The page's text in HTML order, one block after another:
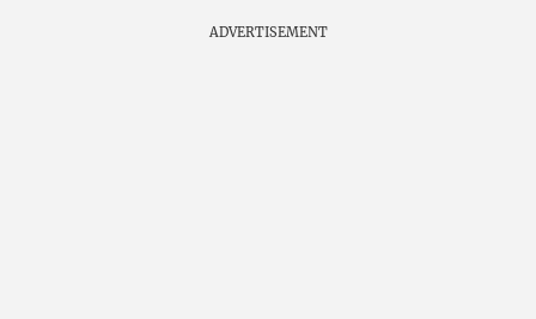
ADVERTISEMENT